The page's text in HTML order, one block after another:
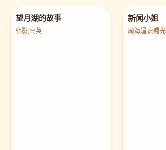
茹萍,刘之冰 达式常,吴越,